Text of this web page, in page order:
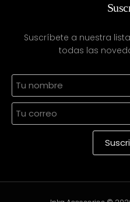
Suscríbete a nuestra
todas las